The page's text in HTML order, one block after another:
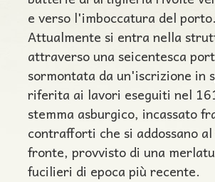
e verso l'imboccatura del porto.
Attualmente si entra nella
attraverso una seicentesca
sormontata da un'iscrizione in
riferita ai lavori eseguiti nel
stemma asburgico, incassato
contrafforti che si addossano
fronte, provvisto di una
fucilieri di epoca più recente.